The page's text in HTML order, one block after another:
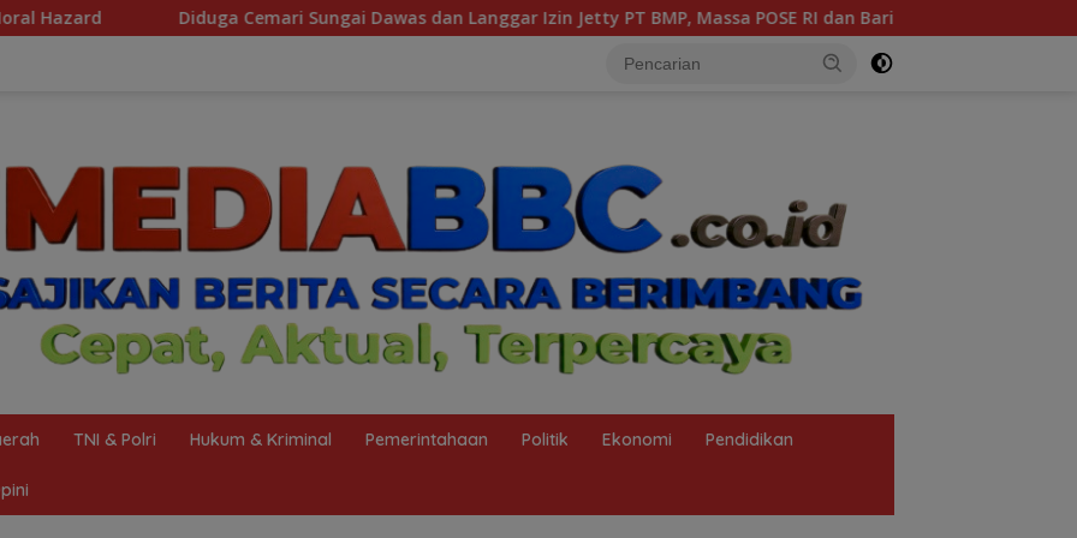
Sungai Dawas dan Langgar Izin Jetty PT BMP, Massa POSE RI dan Barikade 98 Gelar Aksi Mendesak Pengusutan Tuntas
TNI & Polri Hukum & Kriminal Pemerintahaan Politik Ekonomi Pendidikan